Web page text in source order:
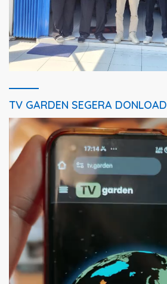
TV GARDEN SEGERA DONLOAD
Pemutar
Video